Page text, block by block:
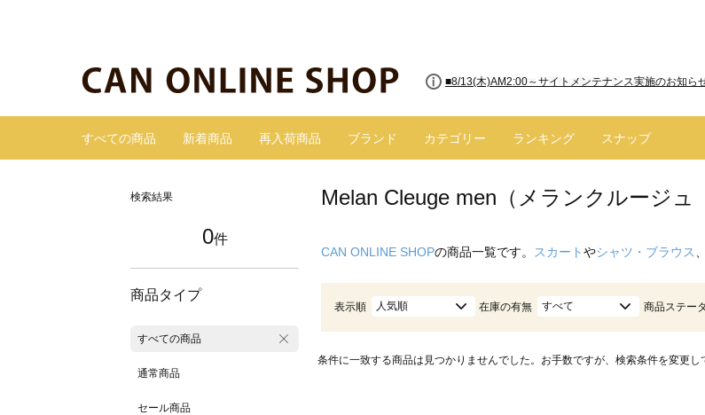
■8/13(木)AM2:00～サイトメンテナンス実施のお知ら
すべての商品 新着商品 再入荷商品 ブランド カテゴリー ランキング スナップ
検索結果
0件
商品タイプ
すべての商品
通常商品
セール商品
Melan Cleuge men（メランクルージ
CAN ONLINE SHOPの商品一覧です。 スカートやシャツ・ブラウス
表示順 人気順 在庫の有無 すべて 商品ステー
条件に一致する商品は見つかりませんでした。お手数ですが、検索条件を変更し